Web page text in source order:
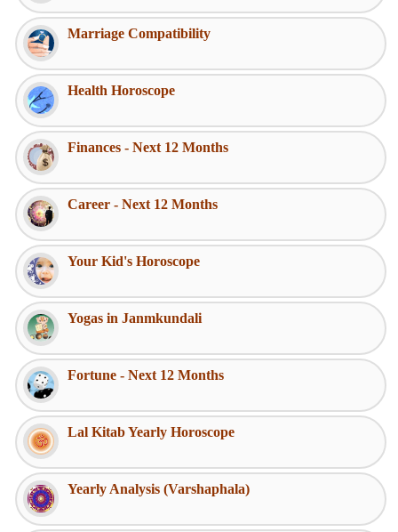
Marriage Compatibility
Health Horoscope
Finances - Next 12 Months
Career - Next 12 Months
Your Kid's Horoscope
Yogas in Janmkundali
Fortune - Next 12 Months
Lal Kitab Yearly Horoscope
Yearly Analysis (Varshaphala)